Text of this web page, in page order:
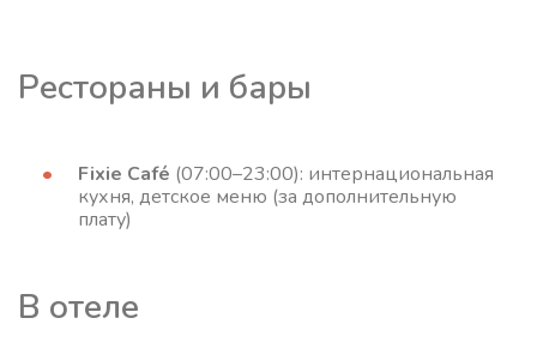
Рестораны и бары
Fixie Café (07:00–23:00): интернациональная
кухня, детское меню (за дополнительную
плату)
В отеле